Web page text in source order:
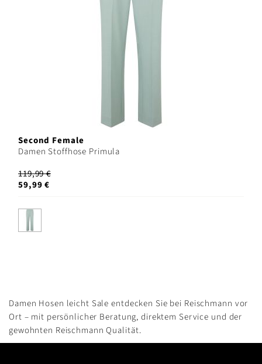
Second Female
Damen Stoffhose Primula
119,99 €
59,99 €
Damen Hosen leicht Sale entdecken Sie bei Reischmann vor
Ort – mit persönlicher Beratung, direktem Service und der
gewohnten Reischmann Qualität.